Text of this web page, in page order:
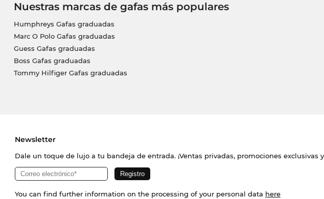
Nuestras marcas de gafas más populares
Humphreys Gafas graduadas
Marc O Polo Gafas graduadas
Guess Gafas graduadas
Boss Gafas graduadas
Tommy Hilfiger Gafas graduadas
Newsletter
Dale un toque de lujo a tu bandeja de entrada. ¡Ventas privadas, promociones exclusivas
You can find further information on the processing of your personal data here